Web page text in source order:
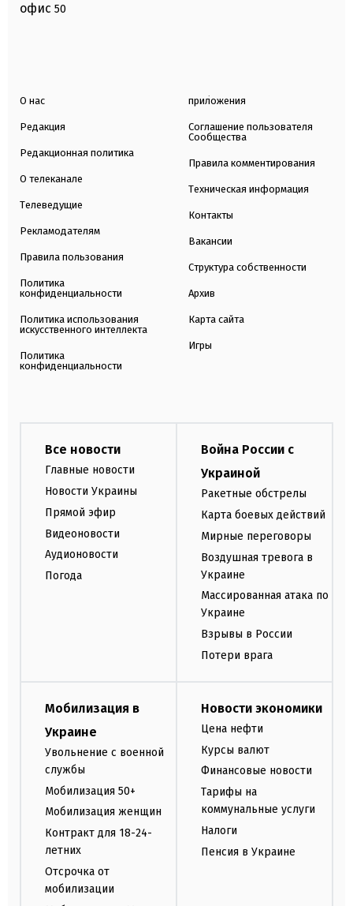
офис 50
О нас
Редакция
Редакционная политика
О телеканале
Телеведущие
Рекламодателям
Правила пользования
Политика
конфиденциальности
Политика использования
искусственного интеллекта
Политика
конфиденциальности
приложения
Соглашение пользователя
Сообщества
Правила комментирования
Техническая информация
Контакты
Вакансии
Структура собственности
Архив
Карта сайта
Игры
Все новости
Главные новости
Новости Украины
Прямой эфир
Видеоновости
Аудионовости
Погода
Война России с
Украиной
Ракетные обстрелы
Карта боевых действий
Мирные переговоры
Воздушная тревога в
Украине
Массированная атака по
Украине
Взрывы в России
Потери врага
Мобилизация в
Украине
Увольнение с военной
службы
Мобилизация 50+
Мобилизация женщин
Контракт для 18-24-
летних
Отсрочка от
мобилизации
Новости экономики
Цена нефти
Курсы валют
Финансовые новости
Тарифы на
коммунальные услуги
Налоги
Пенсия в Украине